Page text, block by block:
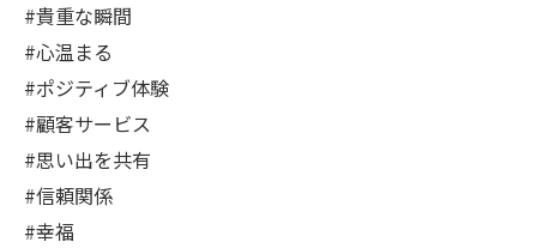
#貴重な瞬間
#心温まる
#ポジティブ体験
#顧客サービス
#思い出を共有
#信頼関係
#幸福